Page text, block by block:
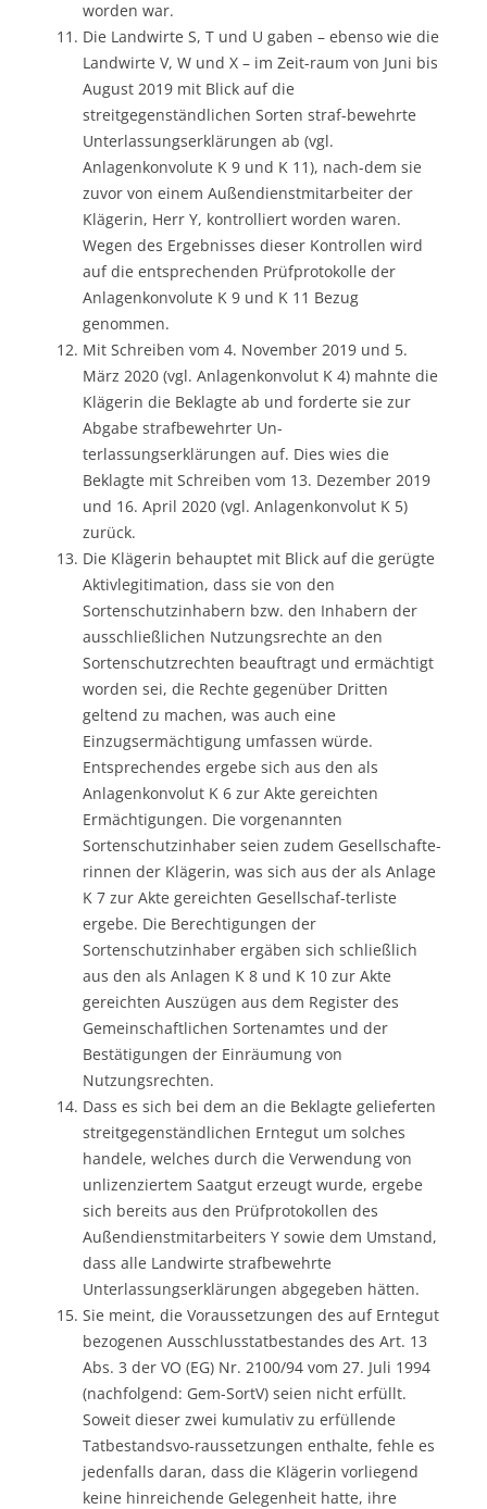
worden war.
Die Landwirte S, T und U gaben – ebenso wie die
Landwirte V, W und X – im Zeit-raum von Juni bis
August 2019 mit Blick auf die
streitgegenständlichen Sorten straf-bewehrte
Unterlassungserklärungen ab (vgl.
Anlagenkonvolute K 9 und K 11), nach-dem sie
zuvor von einem Außendienstmitarbeiter der
Klägerin, Herr Y, kontrolliert worden waren.
Wegen des Ergebnisses dieser Kontrollen wird
auf die entsprechenden Prüfprotokolle der
Anlagenkonvolute K 9 und K 11 Bezug
genommen.
Mit Schreiben vom 4. November 2019 und 5.
März 2020 (vgl. Anlagenkonvolut K 4) mahnte die
Klägerin die Beklagte ab und forderte sie zur
Abgabe strafbewehrter Un-
terlassungserklärungen auf. Dies wies die
Beklagte mit Schreiben vom 13. Dezember 2019
und 16. April 2020 (vgl. Anlagenkonvolut K 5)
zurück.
Die Klägerin behauptet mit Blick auf die gerügte
Aktivlegitimation, dass sie von den
Sortenschutzinhabern bzw. den Inhabern der
ausschließlichen Nutzungsrechte an den
Sortenschutzrechten beauftragt und ermächtigt
worden sei, die Rechte gegenüber Dritten
geltend zu machen, was auch eine
Einzugsermächtigung umfassen würde.
Entsprechendes ergebe sich aus den als
Anlagenkonvolut K 6 zur Akte gereichten
Ermächtigungen. Die vorgenannten
Sortenschutzinhaber seien zudem Gesellschafte-
rinnen der Klägerin, was sich aus der als Anlage
K 7 zur Akte gereichten Gesellschaf-terliste
ergebe. Die Berechtigungen der
Sortenschutzinhaber ergäben sich schließlich
aus den als Anlagen K 8 und K 10 zur Akte
gereichten Auszügen aus dem Register des
Gemeinschaftlichen Sortenamtes und der
Bestätigungen der Einräumung von
Nutzungsrechten.
Dass es sich bei dem an die Beklagte gelieferten
streitgegenständlichen Erntegut um solches
handele, welches durch die Verwendung von
unlizenziertem Saatgut erzeugt wurde, ergebe
sich bereits aus den Prüfprotokollen des
Außendienstmitarbeiters Y sowie dem Umstand,
dass alle Landwirte strafbewehrte
Unterlassungserklärungen abgegeben hätten.
Sie meint, die Voraussetzungen des auf Erntegut
bezogenen Ausschlusstatbestandes des Art. 13
Abs. 3 der VO (EG) Nr. 2100/94 vom 27. Juli 1994
(nachfolgend: Gem-SortV) seien nicht erfüllt.
Soweit dieser zwei kumulativ zu erfüllende
Tatbestandsvo-raussetzungen enthalte, fehle es
jedenfalls daran, dass die Klägerin vorliegend
keine hinreichende Gelegenheit hatte, ihre